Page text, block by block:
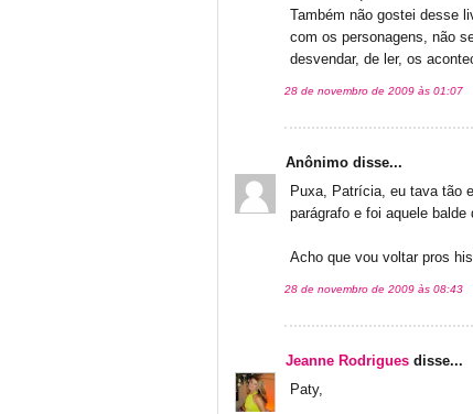
Também não gostei desse
com os personagens, não
desvendar, de ler, os
28 de novembro de 2009 às 01:07
Anônimo disse...
Puxa, Patrícia, eu tava tão
parágrafo e foi aquele balde
Acho que vou voltar pros
28 de novembro de 2009 às 08:43
Jeanne Rodrigues disse...
Paty,